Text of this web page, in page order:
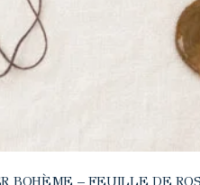
BOHÈME – FEUILLE DE